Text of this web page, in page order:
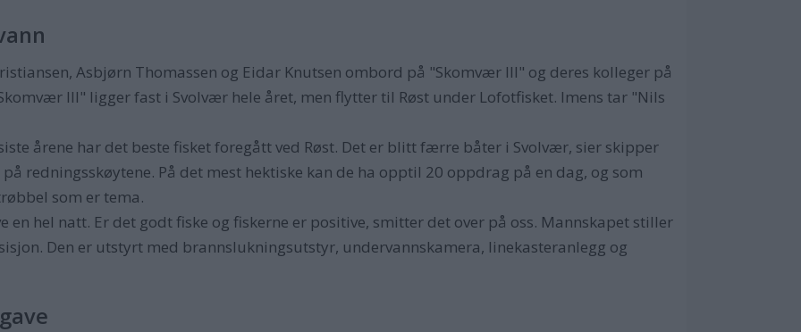
Asbjørn Thomassen og Eidar Knutsen ombord på "Skomvær III" og deres kolleger på
III" ligger fast i Svolvær hele året, men flytter til Røst under Lofotfisket. Imens tar "Nils
årene har det beste fisket foregått ved Røst. Det er blitt færre båter i Svolvær, sier skipper
redningsskøytene. På det mest hektiske kan de ha opptil 20 oppdrag på en dag, og som
som er tema.
en hel natt. Er det godt fiske og fiskerne er positive, smitter det over på oss. Mannskapet stiller
Den er utstyrt med brannslukningsutstyr, undervannskamera, linekasteranlegg og